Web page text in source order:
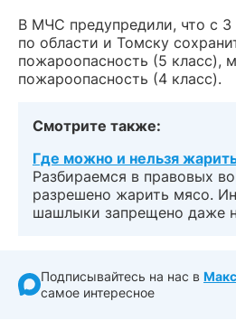
В МЧС предупредили, что с
по области и Томску
пожароопасность (5 класс),
пожароопасность (4 класс).
Смотрите также:
Где можно и нельзя
Разбираемся в правовых
разрешено жарить мясо.
шашлыки запрещено даже
Подписывайтесь на нас в Макс
самое интересное